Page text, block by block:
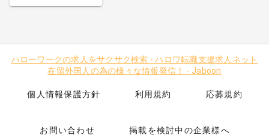
ハローワークの求人をサクサク検索 -ハロワ転職支援求人ネット
在留外国人の為の様々な情報発信！
- Jaboon
個人情報保護方針 利用規約 応募規約
お問い合わせ 掲載を検討中の企業様へ